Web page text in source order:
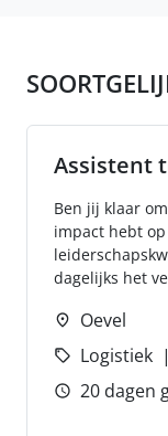
Assistent
Ben jij klaar
impact hebt
dagelijks het
Oevel
Logistiek
20 dagen